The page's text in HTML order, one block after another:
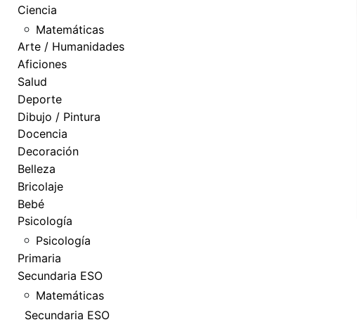
Ciencia
Matemáticas
Arte / Humanidades
Aficiones
Salud
Deporte
Dibujo / Pintura
Docencia
Decoración
Belleza
Bricolaje
Bebé
Psicología
Psicología
Primaria
Secundaria ESO
Matemáticas
Secundaria ESO